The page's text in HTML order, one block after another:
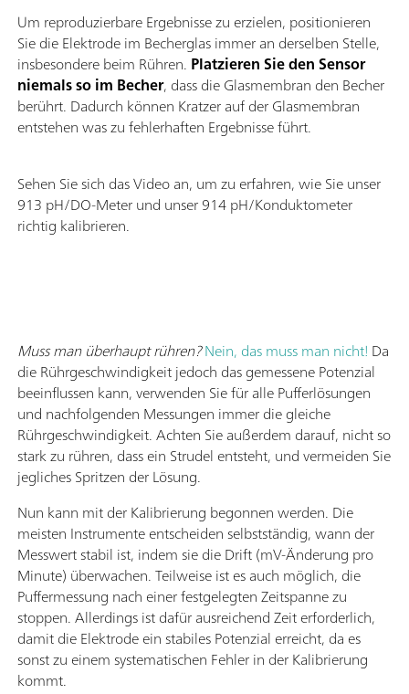
Um reproduzierbare Ergebnisse zu erzielen, positionieren
Sie die Elektrode im Becherglas immer an derselben Stelle,
insbesondere beim Rühren. Platzieren Sie den Sensor
niemals so im Becher, dass die Glasmembran den Becher
berührt. Dadurch können Kratzer auf der Glasmembran
entstehen was zu fehlerhaften Ergebnisse führt.
Sehen Sie sich das Video an, um zu erfahren, wie Sie unser
913 pH/DO-Meter und unser 914 pH/Konduktometer
richtig kalibrieren.
Muss man überhaupt rühren?Nein, das muss man nicht! Da
die Rührgeschwindigkeit jedoch das gemessene Potenzial
beeinflussen kann, verwenden Sie für alle Pufferlösungen
und nachfolgenden Messungen immer die gleiche
Rührgeschwindigkeit. Achten Sie außerdem darauf, nicht so
stark zu rühren, dass ein Strudel entsteht, und vermeiden Sie
jegliches Spritzen der Lösung.
Nun kann mit der Kalibrierung begonnen werden. Die
meisten Instrumente entscheiden selbstständig, wann der
Messwert stabil ist, indem sie die Drift (mV-Änderung pro
Minute) überwachen. Teilweise ist es auch möglich, die
Puffermessung nach einer festgelegten Zeitspanne zu
stoppen. Allerdings ist dafür ausreichend Zeit erforderlich,
damit die Elektrode ein stabiles Potenzial erreicht, da es
sonst zu einem systematischen Fehler in der Kalibrierung
kommt.